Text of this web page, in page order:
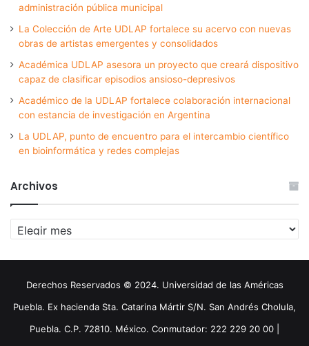
administración pública municipal
La Colección de Arte UDLAP fortalece su acervo con nuevas
obras de artistas emergentes y consolidados
Académica UDLAP asesora un proyecto que creará dispositivo
capaz de clasificar episodios ansioso-depresivos
Académico de la UDLAP fortalece colaboración internacional
con estancia de investigación en Argentina
La UDLAP, punto de encuentro para el intercambio científico
en bioinformática y redes complejas
Archivos
Archivos
Derechos Reservados © 2024. Universidad de las Américas
Puebla. Ex hacienda Sta. Catarina Mártir S/N. San Andrés Cholula,
Puebla. C.P. 72810. México. Conmutador: 222 229 20 00 |